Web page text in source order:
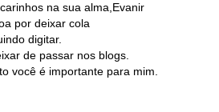
na sua alma,Evanir
por deixar cola
digitar.
de passar nos blogs.
você é importante para mim.